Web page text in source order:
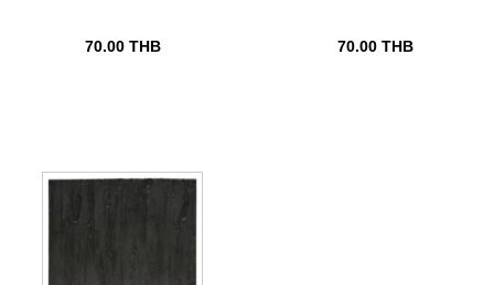
70.00 THB 70.00 THB